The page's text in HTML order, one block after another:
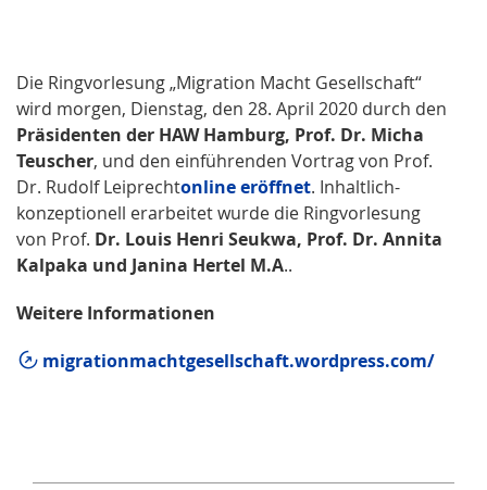
Die Ringvorlesung „Migration Macht Gesellschaft“
wird morgen, Dienstag, den 28. April 2020 durch den
Präsidenten der HAW Hamburg, Prof. Dr. Micha
Teuscher, und den einführenden Vortrag von Prof.
Dr. Rudolf Leiprechtonline eröffnet. Inhaltlich-
konzeptionell erarbeitet wurde die Ringvorlesung
von Prof. Dr. Louis Henri Seukwa, Prof. Dr. Annita
Kalpaka und Janina Hertel M.A..
Weitere Informationen
migrationmachtgesellschaft.wordpress.com/